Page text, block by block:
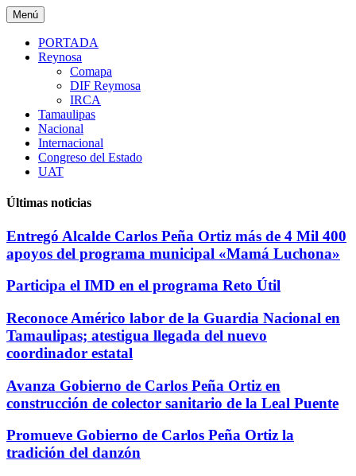
Saltar
al
contenido
Menú
PORTADA
Reynosa
Comapa
DIF Reymosa
IRCA
Tamaulipas
Nacional
Internacional
Congreso del Estado
UAT
Últimas noticias
Entregó Alcalde Carlos Peña Ortiz más de 4 Mil 400
apoyos del programa municipal «Mamá Luchona»
Participa el IMD en el programa Reto Útil
Reconoce Américo labor de la Guardia Nacional en
Tamaulipas; atestigua llegada del nuevo
coordinador estatal
Avanza Gobierno de Carlos Peña Ortiz en
construcción de colector sanitario de la Leal Puente
Promueve Gobierno de Carlos Peña Ortiz la
tradición del danzón